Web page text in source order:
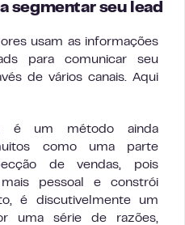
segmentar seu lead
usam as informações
para comunicar seu
de vários canais. Aqui
um método ainda
como uma parte
de vendas, pois
pessoal e constrói
é discutivelmente um
uma série de razões,